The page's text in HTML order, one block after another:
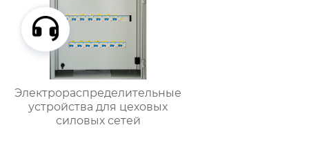
Электрораспределительные
устройства для цеховых
силовых сетей